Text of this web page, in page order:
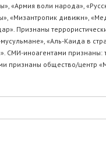
«Армия воли народа»,
«Мизантропик дивижн»,
Признаны
«Аль-Каида в
СМИ-иноагентами
признаны общество/центр